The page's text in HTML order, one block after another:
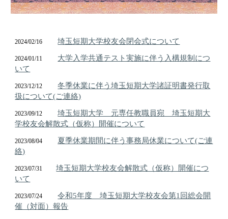
2024/02/16 埼玉短期大学校友会閉会式について
2024/01/11
大学入学共通テスト実施に伴う入構規制につ
いて
2023/12/12
冬季休業に伴う埼玉短期大学諸証明書発行取
扱について(ご連絡)
2023/09/12
埼玉短期大学 元専任教職員宛 埼玉短期大
学校友会解散式（仮称）開催について
2023/08/04
夏季休業期間に伴う事務局休業について(ご連
絡)
2023/07/31
埼玉短期大学校友会解散式（仮称）開催につ
いて
2023/07/24
令和5年度 埼玉短期大学校友会第1回総会開
催（対面）報告